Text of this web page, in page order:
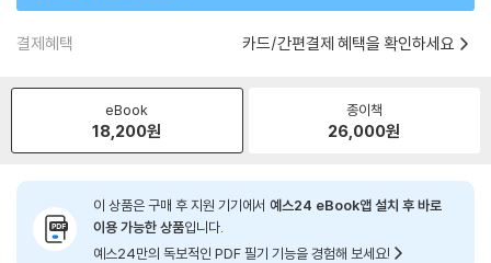
결제혜택 카드/간편결제 혜택을 확인하세요
eBook
18,200원
종이책
26,000원
이 상품은 구매 후 지원 기기에서 예스24 eBook앱 설치 후 바로
이용 가능한 상품입니다.
예스24만의 독보적인 PDF 필기 기능을 경험해 보세요!